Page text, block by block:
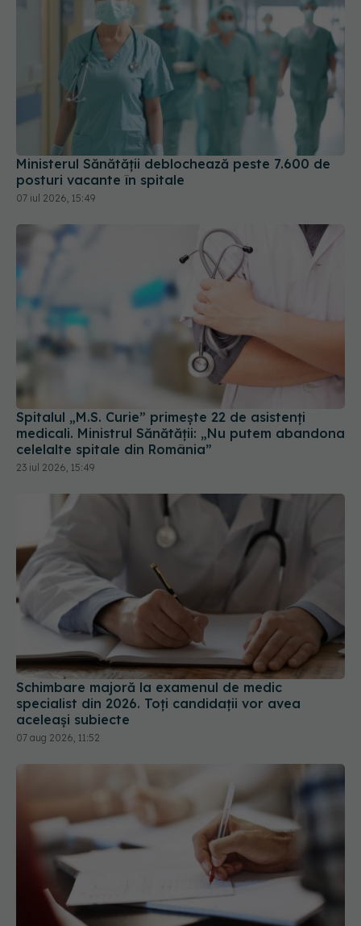
Ministerul Sănătății deblochează peste 7.600 de
posturi vacante în spitale
07 iul 2026, 15:49
Spitalul „M.S. Curie” primește 22 de asistenți
medicali. Ministrul Sănătății: „Nu putem abandona
celelalte spitale din România”
23 iul 2026, 15:49
Schimbare majoră la examenul de medic
specialist din 2026. Toți candidații vor avea
aceleași subiecte
07 aug 2026, 11:52
Ministerul Sănătății schimbă complet examenul de
medic specialist
15 iul 2026, 15:57